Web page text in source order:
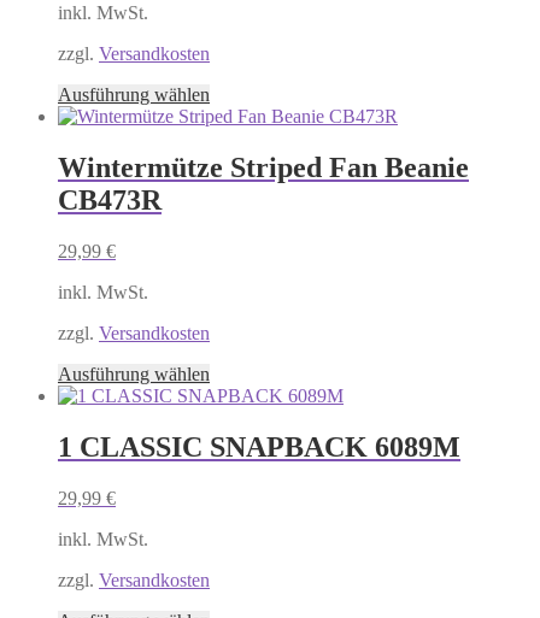
inkl. MwSt.
zzgl. Versandkosten
Ausführung wählen
Produkt
mehrere
Varianten
werden
Wintermütze Striped Fan Beanie
CB473R
29,99 €
inkl. MwSt.
zzgl. Versandkosten
Ausführung wählen
Produkt
mehrere
Varianten
der
1 CLASSIC SNAPBACK 6089M
29,99 €
inkl. MwSt.
zzgl. Versandkosten